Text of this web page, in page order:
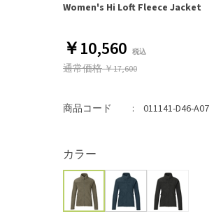
Women's Hi Loft Fleece Jacket
￥10,560
通常価格￥17,600
商品コード 011141-D46-A07
カラー